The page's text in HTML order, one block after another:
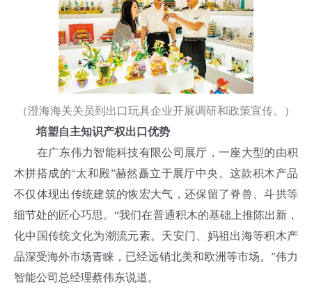
（澄海海关关员到出口玩具企业开展调研和政策宣传。）
培塑自主知识产权出口优势
在广东伟力智能科技有限公司展厅，一座大型的由积
木拼搭成的“太和殿”赫然矗立于展厅中央。这款积木产品
不仅体现出传统建筑的恢宏大气，还保留了脊兽、斗拱等
细节处的匠心巧思。“我们在普通积木的基础上推陈出新，
化中国传统文化为潮流元素。天安门、妈祖出海等积木产
品深受海外市场青睐，已经远销北美和欧洲等市场。”伟力
智能公司总经理蔡伟东说道。